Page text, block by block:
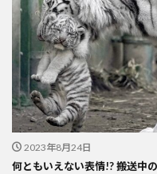
2023年8月24日
何ともいえない表情!? 搬送中